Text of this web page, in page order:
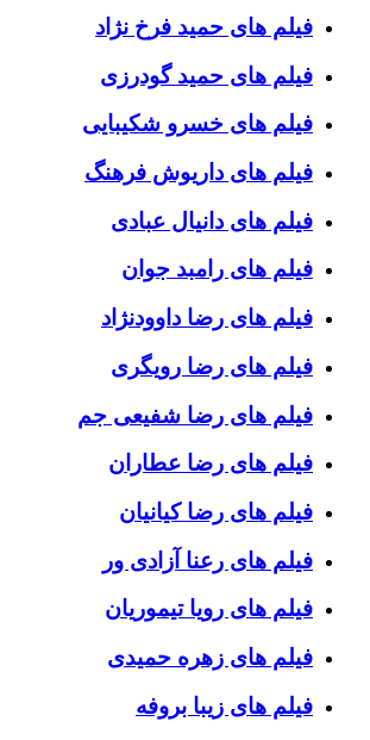
فیلم های حمید فرخ نژاد
فیلم های حمید گودرزی
فیلم های خسرو شکیبایی
فیلم های داریوش فرهنگ
فیلم های دانیال عبادی
فیلم های رامبد جوان
فیلم های رضا داوودنژاد
فیلم های رضا رویگری
فیلم های رضا شفیعی جم
فیلم های رضا عطاران
فیلم های رضا کیانیان
فیلم های رعنا آزادی ور
فیلم های رویا تیموریان
فیلم های زهره حمیدی
فیلم های زیبا بروفه